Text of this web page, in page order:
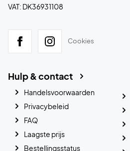
VAT: DK36931108
Cookies
Hulp & contact
Handelsvoorwaarden
Privacybeleid
FAQ
Laagste prijs
Bestellingsstatus